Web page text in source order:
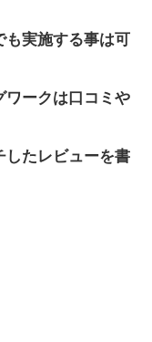
も実施する事は可
ワークは口コミや
したレビューを書